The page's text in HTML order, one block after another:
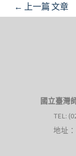
Post
navigation
← 上一篇 文章
國立臺灣
TEL:
地址